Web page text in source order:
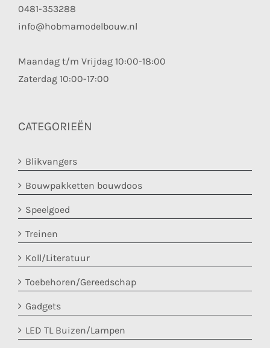
0481-353288
info@hobmamodelbouw.nl
Maandag t/m Vrijdag 10:00-18:00
Zaterdag 10:00-17:00
CATEGORIEËN
Blikvangers
Bouwpakketten bouwdoos
Speelgoed
Treinen
Koll/Literatuur
Toebehoren/Gereedschap
Gadgets
LED TL Buizen/Lampen